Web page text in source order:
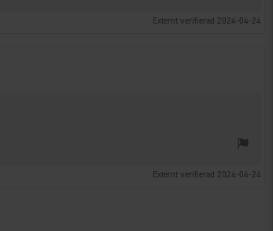
Externt verifierad 2024-04-24
Externt verifierad 2024-04-24